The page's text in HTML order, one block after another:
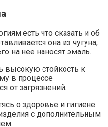
есть что сказать и об
она из чугуна,
на нее наносят эмаль.
высокую стойкость к
в процессе
от загрязнений.
о здоровье и гигиене
с дополнительным